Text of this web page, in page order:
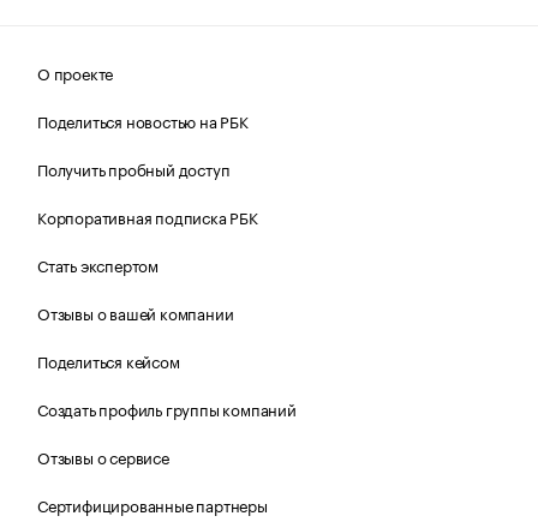
О проекте
Поделиться новостью на РБК
Получить пробный доступ
Корпоративная подписка РБК
Стать экспертом
Отзывы о вашей компании
Поделиться кейсом
Создать профиль группы компаний
Отзывы о сервисе
Сертифицированные партнеры